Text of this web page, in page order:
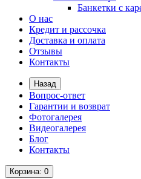
Банкетки с
О нас
Кредит и рассочка
Доставка и оплата
Отзывы
Контакты
Назад
Вопрос-ответ
Гарантии и возврат
Фотогалерея
Видеогалерея
Блог
Контакты
Корзина: 0